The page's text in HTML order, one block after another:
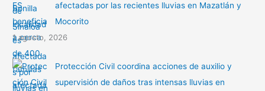
afectadas por las recientes lluvias en Mazatlán y
Mocorito
1 agosto, 2026
Protección Civil coordina acciones de auxilio y
supervisión de daños tras intensas lluvias en